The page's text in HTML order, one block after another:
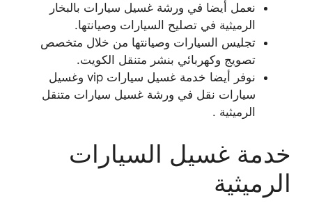
نعمل أيضا في ورشة غسيل سيارات بالبخار
الرميثية في تصليح السيارات وصيانتها.
تجليس السيارات وصيانتها من خلال متخصص
تصويج وكهربائي بنشر متنقل الكويت.
نوفر أيضا خدمة غسيل سيارات vip وغسيل
سيارات نقل في ورشة غسيل سيارات متنقل
الرميثية .
خدمة غسيل السيارات
الرميثية